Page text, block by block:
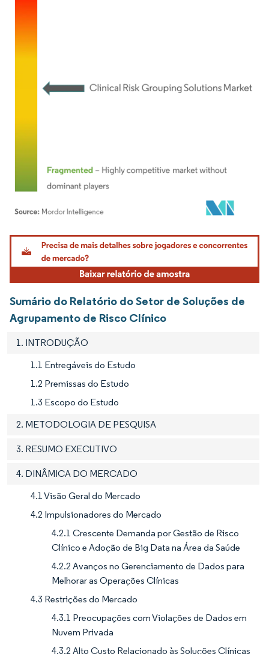
Imagem © Mordor Intelligence. O reuso requer atribuição conforme CC BY 4.0.
Sumário do Relatório do Setor de Soluções de
Agrupamento de Risco Clínico
1. INTRODUÇÃO
1.1 Entregáveis do Estudo
1.2 Premissas do Estudo
1.3 Escopo do Estudo
2. METODOLOGIA DE PESQUISA
3. RESUMO EXECUTIVO
4. DINÂMICA DO MERCADO
4.1 Visão Geral do Mercado
4.2 Impulsionadores do Mercado
4.2.1 Crescente Demanda por Gestão de Risco
Clínico e Adoção de Big Data na Área da Saúde
4.2.2 Avanços no Gerenciamento de Dados para
Melhorar as Operações Clínicas
4.3 Restrições do Mercado
4.3.1 Preocupações com Violações de Dados em
Nuvem Privada
4.3.2 Alto Custo Relacionado às Soluções Clínicas